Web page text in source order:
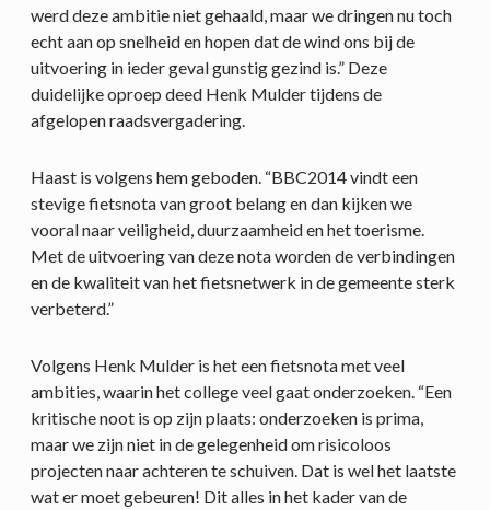
werd deze ambitie niet gehaald, maar we dringen nu toch
echt aan op snelheid en hopen dat de wind ons bij de
uitvoering in ieder geval gunstig gezind is.” Deze
duidelijke oproep deed Henk Mulder tijdens de
afgelopen raadsvergadering.
Haast is volgens hem geboden. “BBC2014 vindt een
stevige fietsnota van groot belang en dan kijken we
vooral naar veiligheid, duurzaamheid en het toerisme.
Met de uitvoering van deze nota worden de verbindingen
en de kwaliteit van het fietsnetwerk in de gemeente sterk
verbeterd.”
Volgens Henk Mulder is het een fietsnota met veel
ambities, waarin het college veel gaat onderzoeken. “Een
kritische noot is op zijn plaats: onderzoeken is prima,
maar we zijn niet in de gelegenheid om risicoloos
projecten naar achteren te schuiven. Dat is wel het laatste
wat er moet gebeuren! Dit alles in het kader van de